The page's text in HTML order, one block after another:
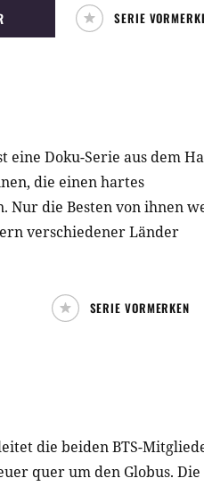
SERIE
eine Doku-Serie aus dem
die einen hartes
Nur die Besten von ihnen
verschiedener Länder
SERIE VORMERKEN
die beiden BTS-
quer um den Globus. Die